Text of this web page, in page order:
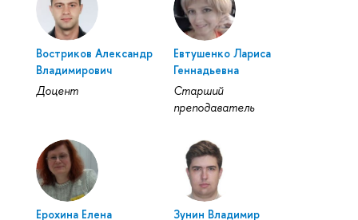
Востриков Александр
Владимирович
Доцент
Евтушенко Лариса
Геннадьевна
Старший
преподаватель
Ерохина Елена
Зунин Владимир